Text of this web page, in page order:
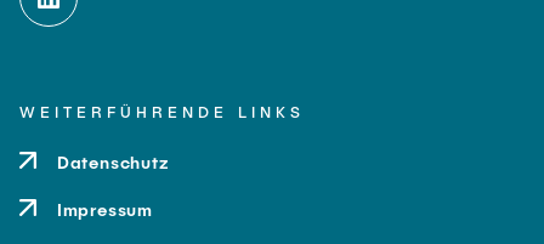
WEITERFÜHRENDE LINKS
Datenschutz
Impressum